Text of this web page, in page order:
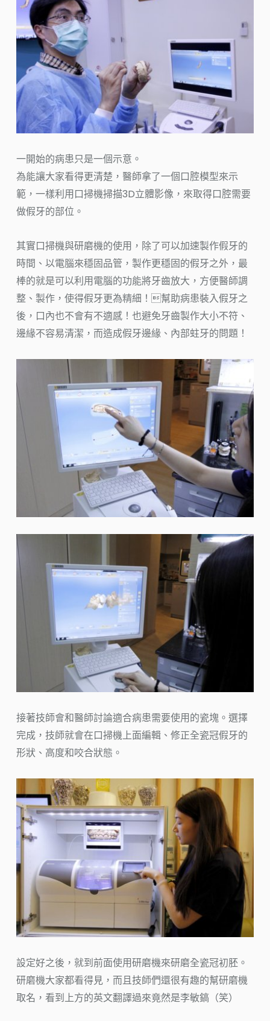
一開始的病患只是一個示意。
為能讓大家看得更清楚，醫師拿了一個口腔模型來示
範，一樣利用口掃機掃描3D立體影像，來取得口腔需要
做假牙的部位。
其實口掃機與研磨機的使用，除了可以加速製作假牙的
時間、以電腦來穩固品管，製作更穩固的假牙之外，最
棒的就是可以利用電腦的功能將牙齒放大，方便醫師調
整、製作，使得假牙更為精細！幫助病患裝入假牙之
後，口內也不會有不適感！也避免牙齒製作大小不符、
邊緣不容易清潔，而造成假牙邊緣、內部蛀牙的問題！
接著技師會和醫師討論適合病患需要使用的瓷塊。選擇
完成，技師就會在口掃機上面編輯、修正全瓷冠假牙的
形狀、高度和咬合狀態。
設定好之後，就到前面使用研磨機來研磨全瓷冠初胚。
研磨機大家都看得見，而且技師們還很有趣的幫研磨機
取名，看到上方的英文翻譯過來竟然是李敏鎬（笑）